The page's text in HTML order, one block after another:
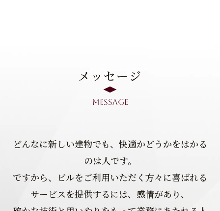
メッセージ
message
どんなに新しい建物でも、快適かどうかをはかる
のは人です。
ですから、ビルをご利用いただく方々に喜ばれる
サービスを提供するには、感情があり、